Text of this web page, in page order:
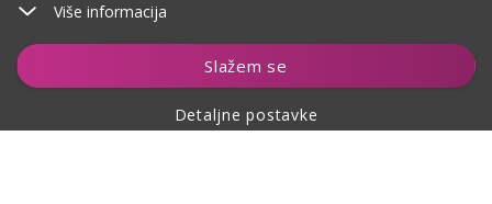
Više informacija
Slažem se
Detaljne postavke
Čuvaj